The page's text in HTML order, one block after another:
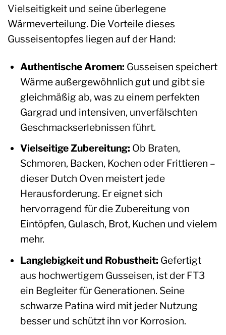
Vielseitigkeit und seine überlegene
Wärmeverteilung. Die Vorteile dieses
Gusseisentopfes liegen auf der Hand:
Authentische Aromen: Gusseisen speichert
Wärme außergewöhnlich gut und gibt sie
gleichmäßig ab, was zu einem perfekten
Gargrad und intensiven, unverfälschten
Geschmackserlebnissen führt.
Vielseitige Zubereitung: Ob Braten,
Schmoren, Backen, Kochen oder Frittieren –
dieser Dutch Oven meistert jede
Herausforderung. Er eignet sich
hervorragend für die Zubereitung von
Eintöpfen, Gulasch, Brot, Kuchen und vielem
mehr.
Langlebigkeit und Robustheit: Gefertigt
aus hochwertigem Gusseisen, ist der FT3
ein Begleiter für Generationen. Seine
schwarze Patina wird mit jeder Nutzung
besser und schützt ihn vor Korrosion.